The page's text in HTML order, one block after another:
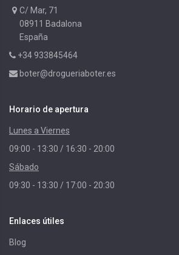
C/ Mar, 71
08911 Badalona
España
+34 933845464
boter@drogueriaboter.es
Horario de apertura
Lunes a Viernes
09:00 - 13:30 / 16:30 - 20:00
Sábado
09:30 - 13:30 / 17:00 - 20:30
Enlaces útiles
Blog